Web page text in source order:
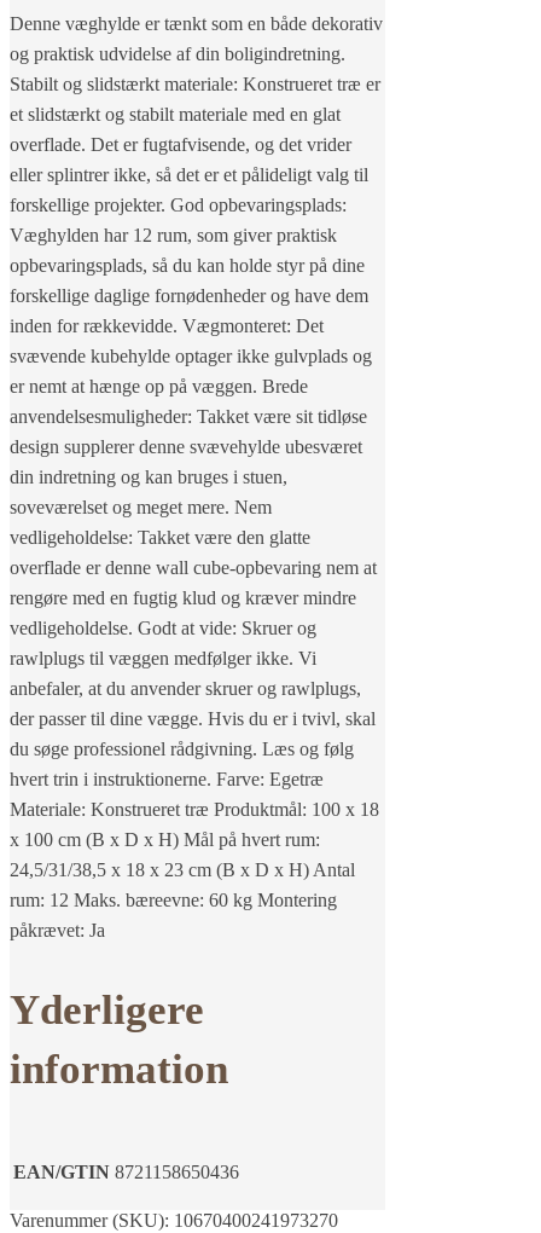
Denne væghylde er tænkt som en både dekorativ
og praktisk udvidelse af din boligindretning.
Stabilt og slidstærkt materiale: Konstrueret træ er
et slidstærkt og stabilt materiale med en glat
overflade. Det er fugtafvisende, og det vrider
eller splintrer ikke, så det er et pålideligt valg til
forskellige projekter. God opbevaringsplads:
Væghylden har 12 rum, som giver praktisk
opbevaringsplads, så du kan holde styr på dine
forskellige daglige fornødenheder og have dem
inden for rækkevidde. Vægmonteret: Det
svævende kubehylde optager ikke gulvplads og
er nemt at hænge op på væggen. Brede
anvendelsesmuligheder: Takket være sit tidløse
design supplerer denne svævehylde ubesværet
din indretning og kan bruges i stuen,
soveværelset og meget mere. Nem
vedligeholdelse: Takket være den glatte
overflade er denne wall cube-opbevaring nem at
rengøre med en fugtig klud og kræver mindre
vedligeholdelse. Godt at vide: Skruer og
rawlplugs til væggen medfølger ikke. Vi
anbefaler, at du anvender skruer og rawlplugs,
der passer til dine vægge. Hvis du er i tvivl, skal
du søge professionel rådgivning. Læs og følg
hvert trin i instruktionerne. Farve: Egetræ
Materiale: Konstrueret træ Produktmål: 100 x 18
x 100 cm (B x D x H) Mål på hvert rum:
24,5/31/38,5 x 18 x 23 cm (B x D x H) Antal
rum: 12 Maks. bæreevne: 60 kg Montering
påkrævet: Ja
Yderligere
information
EAN/GTIN 8721158650436
Varenummer (SKU): 10670400241973270